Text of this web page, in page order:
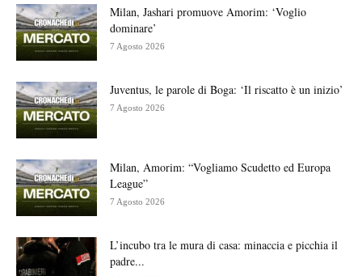
Milan, Jashari promuove Amorim: ‘Voglio
dominare’
7 Agosto 2026
Juventus, le parole di Boga: ‘Il riscatto è un inizio’
7 Agosto 2026
Milan, Amorim: “Vogliamo Scudetto ed Europa
League”
7 Agosto 2026
L’incubo tra le mura di casa: minaccia e picchia il
padre...